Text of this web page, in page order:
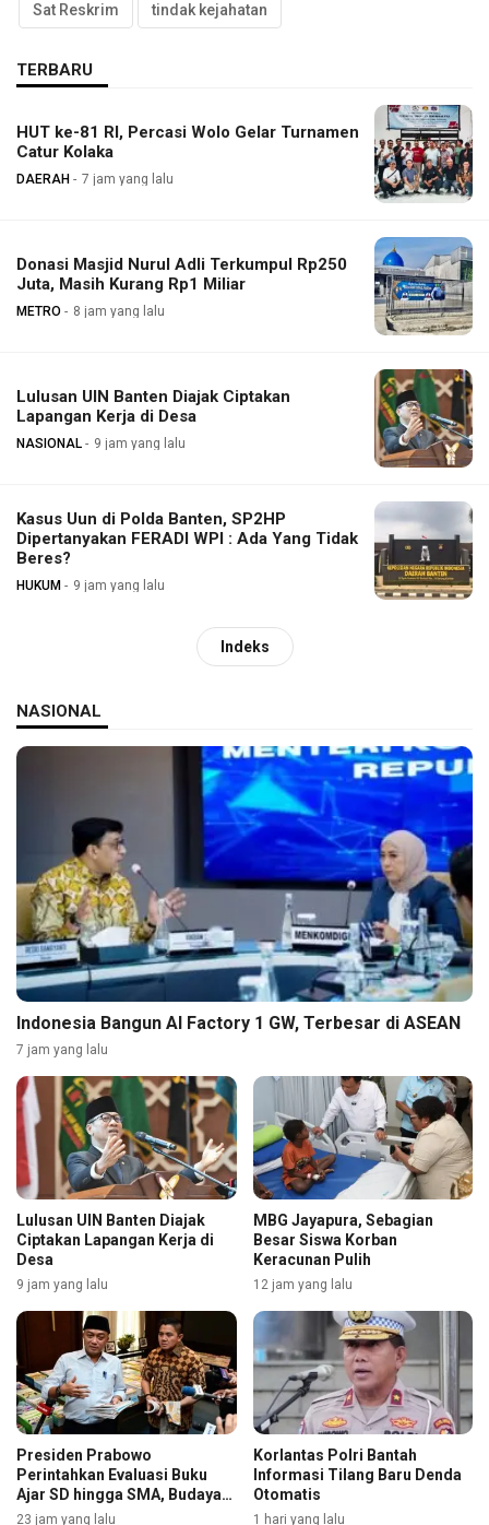
Sat Reskrim tindak kejahatan
TERBARU
HUT ke-81 RI, Percasi Wolo Gelar Turnamen
Catur Kolaka
DAERAH 7 jam yang lalu
Donasi Masjid Nurul Adli Terkumpul Rp250
Juta, Masih Kurang Rp1 Miliar
METRO 8 jam yang lalu
Lulusan UIN Banten Diajak Ciptakan
Lapangan Kerja di Desa
NASIONAL 9 jam yang lalu
Kasus Uun di Polda Banten, SP2HP
Dipertanyakan FERADI WPI : Ada Yang Tidak
Beres?
HUKUM 9 jam yang lalu
Indeks
NASIONAL
Indonesia Bangun AI Factory 1 GW, Terbesar di ASEAN
7 jam yang lalu
Lulusan UIN Banten Diajak
Ciptakan Lapangan Kerja di
Desa
9 jam yang lalu
MBG Jayapura, Sebagian
Besar Siswa Korban
Keracunan Pulih
12 jam yang lalu
Presiden Prabowo
Perintahkan Evaluasi Buku
Ajar SD hingga SMA, Budaya
Membaca Digenjot
23 jam yang lalu
Korlantas Polri Bantah
Informasi Tilang Baru Denda
Otomatis
1 hari yang lalu